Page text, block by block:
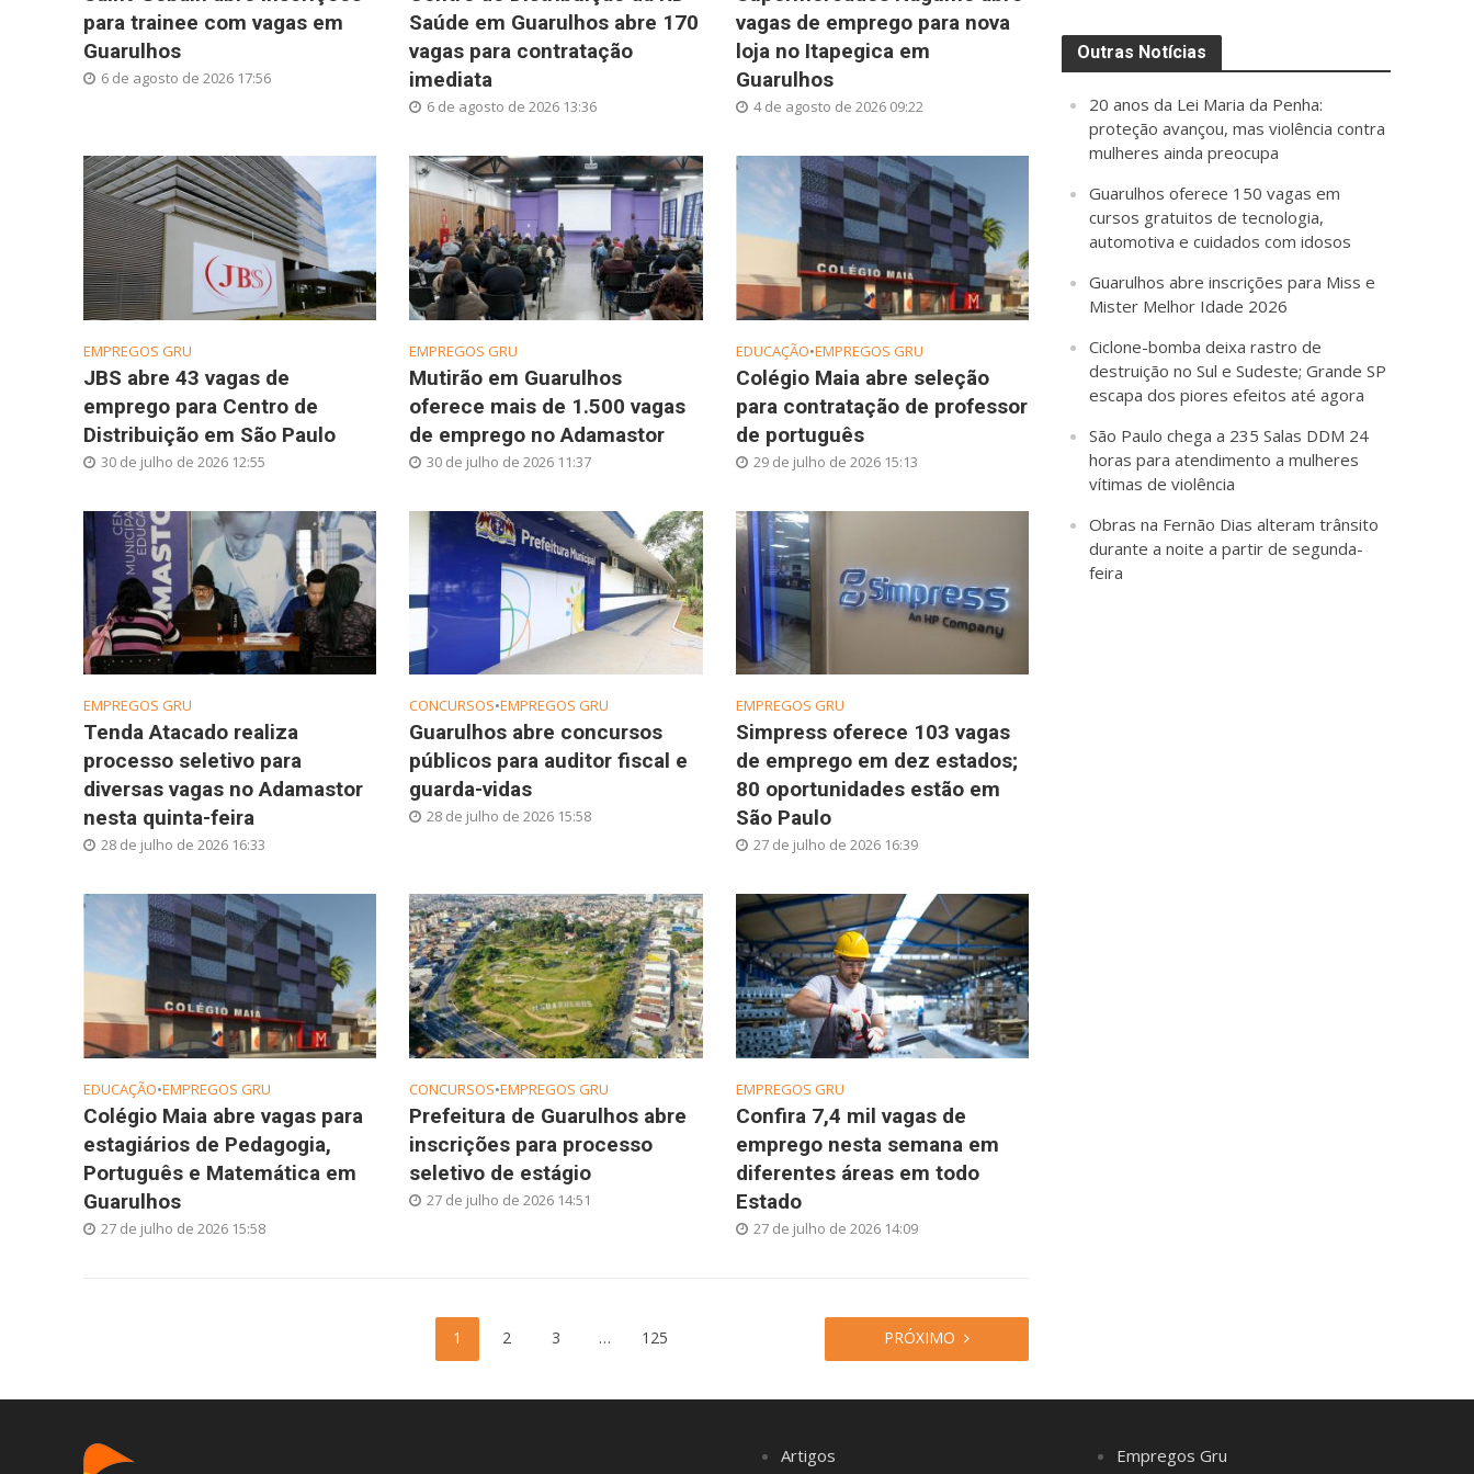
para trainee com vagas em
Guarulhos
6 de agosto de 2026 17:56
Saúde em Guarulhos abre 170
vagas para contratação
imediata
6 de agosto de 2026 13:36
vagas de emprego para nova
loja no Itapegica em
Guarulhos
4 de agosto de 2026 09:22
EMPREGOS GRU
JBS abre 43 vagas de
emprego para Centro de
Distribuição em São Paulo
30 de julho de 2026 12:55
EMPREGOS GRU
Mutirão em Guarulhos
oferece mais de 1.500 vagas
de emprego no Adamastor
30 de julho de 2026 11:37
EDUCAÇÃO•EMPREGOS GRU
Colégio Maia abre seleção
para contratação de professor
de português
29 de julho de 2026 15:13
EMPREGOS GRU
Tenda Atacado realiza
processo seletivo para
diversas vagas no Adamastor
nesta quinta-feira
28 de julho de 2026 16:33
CONCURSOS•EMPREGOS GRU
Guarulhos abre concursos
públicos para auditor fiscal e
guarda-vidas
28 de julho de 2026 15:58
EMPREGOS GRU
Simpress oferece 103 vagas
de emprego em dez estados;
80 oportunidades estão em
São Paulo
27 de julho de 2026 16:39
EDUCAÇÃO•EMPREGOS GRU
Colégio Maia abre vagas para
estagiários de Pedagogia,
Português e Matemática em
Guarulhos
27 de julho de 2026 15:58
CONCURSOS•EMPREGOS GRU
Prefeitura de Guarulhos abre
inscrições para processo
seletivo de estágio
27 de julho de 2026 14:51
EMPREGOS GRU
Confira 7,4 mil vagas de
emprego nesta semana em
diferentes áreas em todo
Estado
27 de julho de 2026 14:09
1 2 3 … 125 PRÓXIMO
Outras Notícias
20 anos da Lei Maria da Penha:
proteção avançou, mas violência contra
mulheres ainda preocupa
Guarulhos oferece 150 vagas em
cursos gratuitos de tecnologia,
automotiva e cuidados com idosos
Guarulhos abre inscrições para Miss e
Mister Melhor Idade 2026
Ciclone-bomba deixa rastro de
destruição no Sul e Sudeste; Grande SP
escapa dos piores efeitos até agora
São Paulo chega a 235 Salas DDM 24
horas para atendimento a mulheres
vítimas de violência
Obras na Fernão Dias alteram trânsito
durante a noite a partir de segunda-
feira
Artigos Empregos Gru